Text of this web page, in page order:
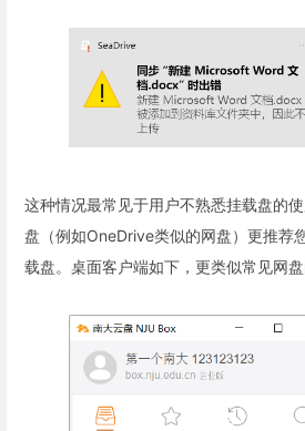
这种情况最常见于用户不熟悉挂载盘的
盘（例如OneDrive类似的网盘）更推荐
载盘。桌面客户端如下，更类似常见网盘